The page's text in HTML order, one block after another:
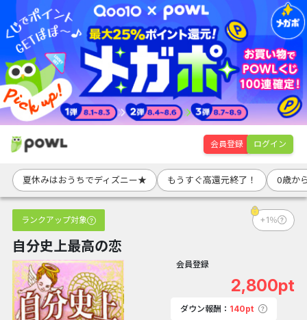
会員登録 ログイン
夏休みはおうちでディズニー★ もうすぐ高還元終了！ 0歳か
ランクアップ対象 +1％
自分史上最高の恋
会員登録
2,800pt
ダウン報酬： 140pt